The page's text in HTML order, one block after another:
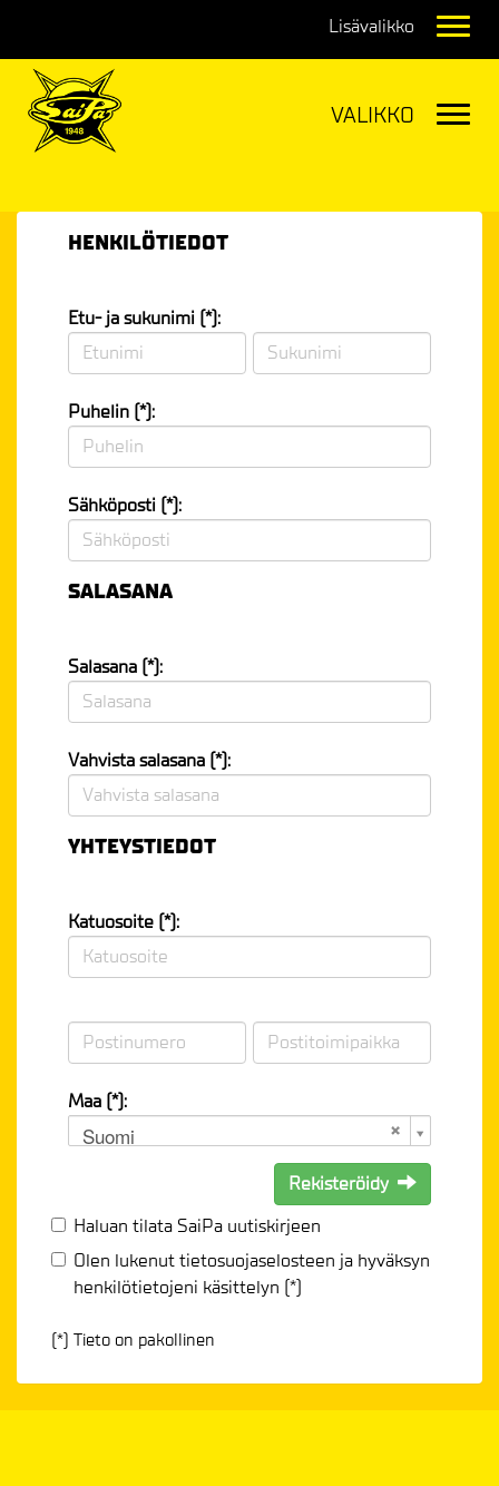
HENKILÖTIEDOT
Etu- ja sukunimi (*):
Puhelin (*):
Sähköposti (*):
SALASANA
Salasana (*):
Vahvista salasana (*):
YHTEYSTIEDOT
Katuosoite (*):
Maa (*):
Suomi
Rekisteröidy
Haluan tilata SaiPa uutiskirjeen
Olen lukenuttietosuojaselosteen ja hyväksyn
henkilötietojeni käsittelyn (*)
(*) Tieto on pakollinen